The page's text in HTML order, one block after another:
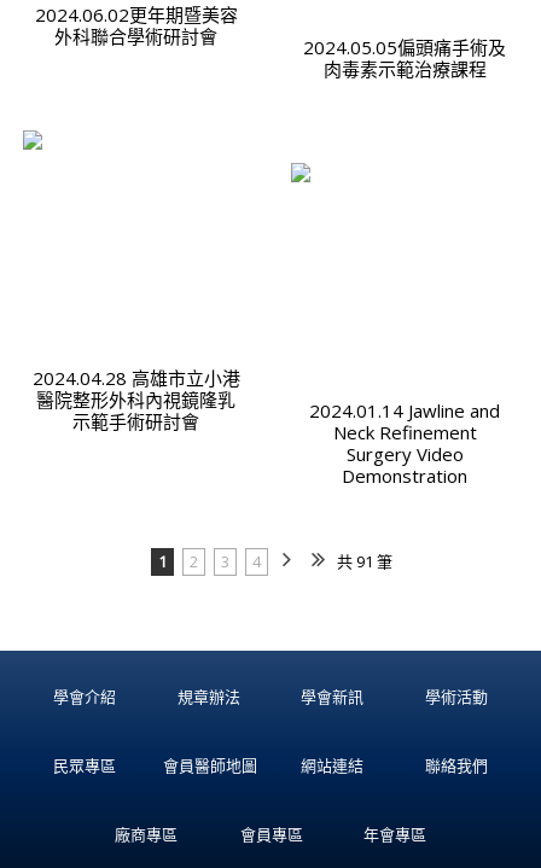
2024.06.02更年期暨美容
外科聯合學術研討會
2024.05.05偏頭痛手術及
肉毒素示範治療課程
2024.04.28 高雄市立小港
醫院整形外科內視鏡隆乳
示範手術研討會
2024.01.14 Jawline and
Neck Refinement
Surgery Video
Demonstration
1 2 3 4 共 91 筆
學會介紹 規章辦法 學會新訊 學術活動
民眾專區 會員醫師地圖 網站連結 聯絡我們
廠商專區 會員專區 年會專區